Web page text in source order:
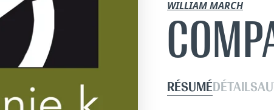
WILLIAM MARCH
RÉSUMÉDÉTAILS